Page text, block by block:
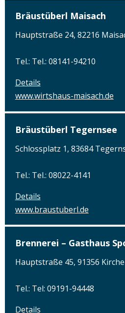
Bräustüberl Maisach
Hauptstraße 24, 82216
Tel.: Tel.: 08141-94210
Details
www.wirtshaus-maisach.de
Bräustüberl Tegernsee
Schlossplatz 1, 83684
Tel.: Tel.: 08022-4141
Details
www.braustuberl.de
Brennerei – Gasthaus
Hauptstraße 45, 91356
Tel.: Tel: 09191-94448
Details